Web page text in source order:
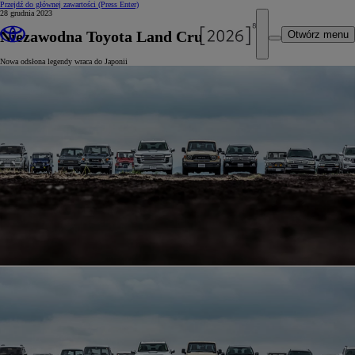
Przejdź do głównej zawartości (Press Enter)
Otwórz menu
28 grudnia 2023
Niezawodna Toyota Land Cruiser 70
Nowa odsłona legendy wraca do Japonii